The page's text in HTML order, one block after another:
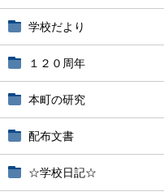
学校だより
１２０周年
本町の研究
配布文書
☆学校日記☆